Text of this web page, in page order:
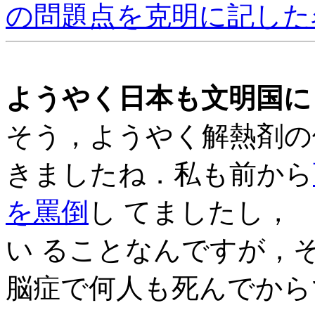
の問題点を克明に記し
ようやく日本も文明国に
そう，ようやく解熱剤
きましたね．私も前から
を罵倒 し てましたし
い ることなんですが，
脳症で何人も死んでか